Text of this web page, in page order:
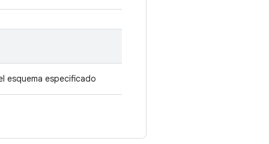
esquema especificado